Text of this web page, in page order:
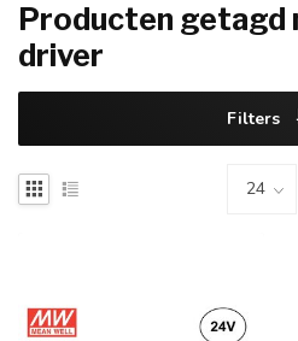
Producten getagd
driver
Filters